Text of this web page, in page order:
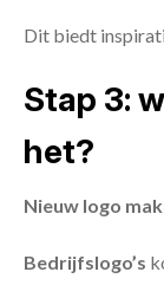
Dit biedt
Stap 3:
het?
Nieuw logo
Bedrijfslogo’s